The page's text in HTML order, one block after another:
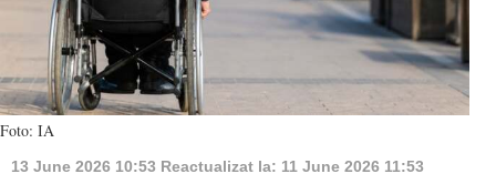
Foto: IA
13 June 2026 10:53 Reactualizat la: 11 June 2026 11:53